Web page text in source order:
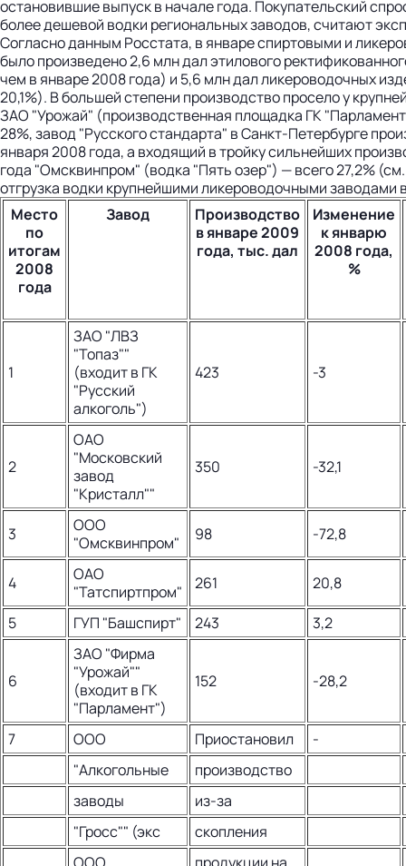
остановившие выпуск в начале года. Покупательский
более дешевой водки региональных заводов, считают
Согласно данным Росстата, в январе спиртовыми и
было произведено 2,6 млн дал этилового
чем в январе 2008 года) и 5,6 млн дал ликероводочных
20,1%). В большей степени производство просело у
ЗАО "Урожай" (производственная площадка ГК
28%, завод "Русского стандарта" в Санкт-Петербурге
января 2008 года, а входящий в тройку сильнейших
года "Омсквинпром" (водка "Пять озер") — всего 27,2%
отгрузка водки крупнейшими ликероводочными заводами
Место
по
итогам
2008
года
Завод
Производство
в январе 2009
года, тыс. дал
Изменение
к январю
2008 года,
%
1
ЗАО "ЛВЗ
"Топаз""
(входит в ГК
"Русский
алкоголь")
423 -3
2
ОАО
"Московский
завод
"Кристалл""
350 -32,1
3
ООО
"Омсквинпром"
98 -72,8
4
ОАО
"Татспиртпром"
261
20,8
5
ГУП "Башспирт" 243 3,2
6
ЗАО "Фирма
"Урожай""
(входит в ГК
"Парламент")
152 -28,2
7 ООО Приостановил
-
"Алкогольные
производство
заводы
из-за
"Гросс"" (экс
скопления
ООО
продукции на